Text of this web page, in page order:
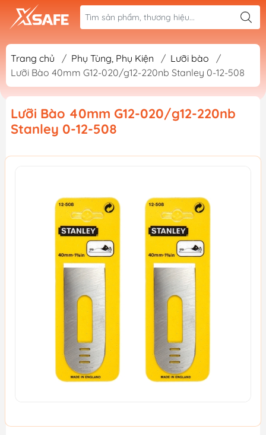
Trang chủ / Phụ Tùng, Phụ Kiện / Lưỡi bào
/
Lưỡi Bào 40mm G12-020/g12-220nb Stanley 0-12-508
Lưỡi Bào 40mm G12-020/g12-220nb
Stanley 0-12-508